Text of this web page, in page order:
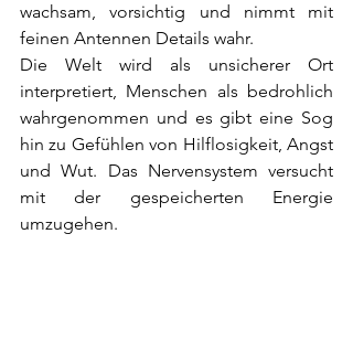
wachsam, vorsichtig und nimmt mit
feinen Antennen Details wahr.
Die Welt wird als unsicherer Ort
interpretiert, Menschen als bedrohlich
wahrgenommen und es gibt eine Sog
hin zu Gefühlen von Hilflosigkeit, Angst
und Wut. Das Nervensystem versucht
mit der gespeicherten Energie
umzugehen.